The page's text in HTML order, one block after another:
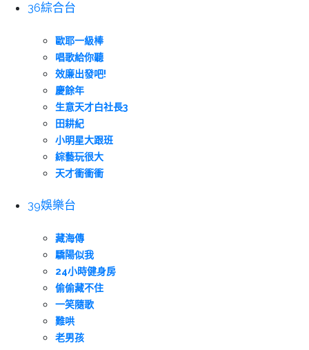
36綜合台
歐耶一級棒
唱歌給你聽
效廉出發吧!
慶餘年
生意天才白社長3
田耕紀
小明星大跟班
綜藝玩很大
天才衝衝衝
39娛樂台
藏海傳
驕陽似我
24小時健身房
偷偷藏不住
一笑隨歌
難哄
老男孩